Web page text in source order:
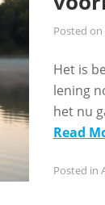
Posted on
Het is
lening
het nu
Read
Posted in